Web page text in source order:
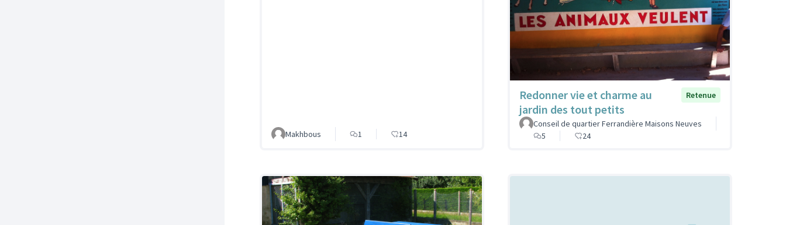
Makhbous 1 14
Redonner vie et charme au
jardin des tout petits
Retenue
Conseil de quartier Ferrandière Maisons Neuves
5
24